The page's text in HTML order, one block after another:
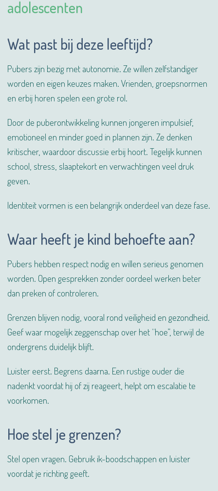
adolescenten
Wat past bij deze leeftijd?
Pubers zijn bezig met autonomie. Ze willen zelfstandiger
worden en eigen keuzes maken. Vrienden, groepsnormen
en erbij horen spelen een grote rol.
Door de puberontwikkeling kunnen jongeren impulsief,
emotioneel en minder goed in plannen zijn. Ze denken
kritischer, waardoor discussie erbij hoort. Tegelijk kunnen
school, stress, slaaptekort en verwachtingen veel druk
geven.
Identiteit vormen is een belangrijk onderdeel van deze fase.
Waar heeft je kind behoefte aan?
Pubers hebben respect nodig en willen serieus genomen
worden. Open gesprekken zonder oordeel werken beter
dan preken of controleren.
Grenzen blijven nodig, vooral rond veiligheid en gezondheid.
Geef waar mogelijk zeggenschap over het “hoe”, terwijl de
ondergrens duidelijk blijft.
Luister eerst. Begrens daarna. Een rustige ouder die
nadenkt voordat hij of zij reageert, helpt om escalatie te
voorkomen.
Hoe stel je grenzen?
Stel open vragen. Gebruik ik-boodschappen en luister
voordat je richting geeft.